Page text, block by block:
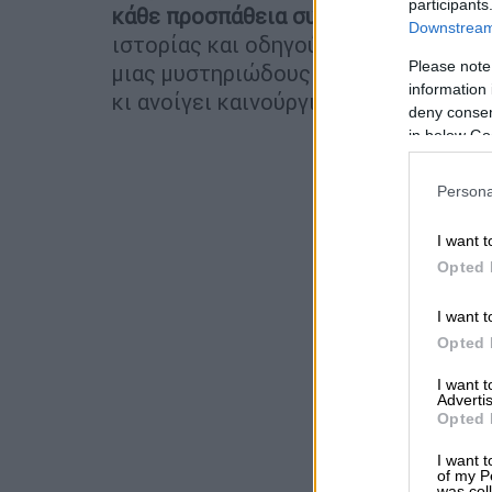
Please
information
deny
in below
I want
Opted
I want
Opted
I want
Opted
I want
of my
κάθε προσπάθεια συμφιλίωσης, ενώ
ιστορίας και οδηγούν τη δράση
μιας μυστηριώδους γυναίκας, της
κι ανοίγει καινούργια κεφάλαια…